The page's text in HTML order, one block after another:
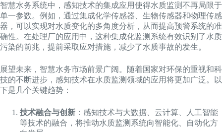
智慧水务系统中，感知技术的集成应用使得水质监测不再局限于
单一参数。例如，通过集成化学传感器、生物传感器和物理传感
器，可以实现对水质变化的多角度分析，从而提高预警系统的准
确性。在处理厂的应用中，这种集成化监测系统有效识别了水质
污染的前兆，提前采取应对措施，减少了水质事故的发生。
展望未来，智慧水务市场前景广阔。随着国家对环保的重视和科
技的不断进步，感知技术在水质监测领域的应用将更加广泛。以
下是几个关键趋势：
技术融合与创新 ：感知技术与大数据、云计算、人工智能
等技术的融合，将推动水质监测系统向智能化、自动化方